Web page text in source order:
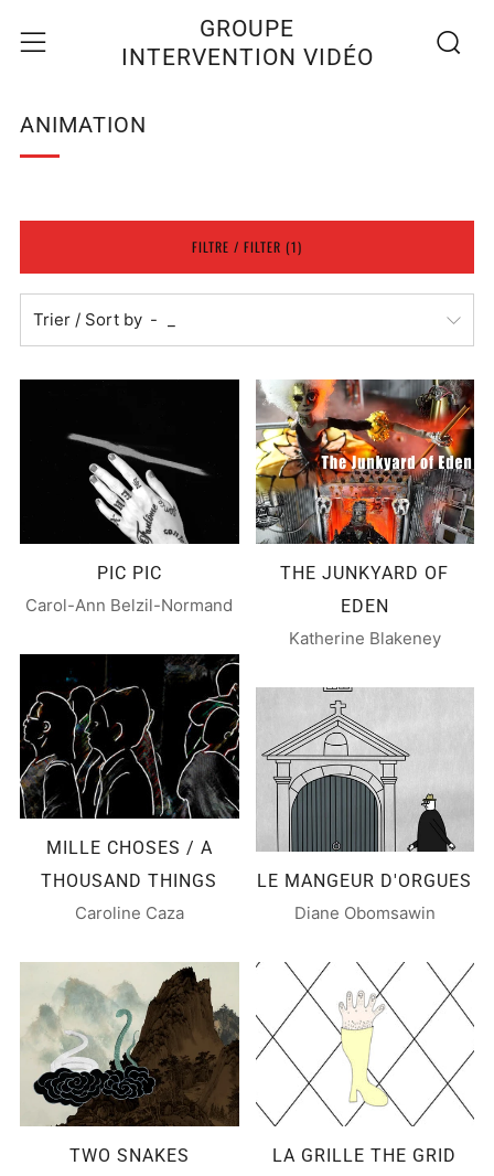
GROUPE
INTERVENTION VIDÉO
Menu
ANIMATION
FILTRE / FILTER (1)
Trier / Sort by
PIC PIC
Carol-Ann Belzil-Normand
THE JUNKYARD OF
EDEN
Katherine Blakeney
MILLE CHOSES / A
THOUSAND THINGS
Caroline Caza
LE MANGEUR D'ORGUES
Diane Obomsawin
TWO SNAKES
LA GRILLE THE GRID